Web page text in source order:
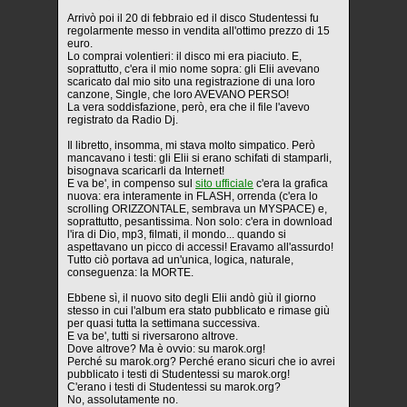
Arrivò poi il 20 di febbraio ed il disco Studentessi fu
regolarmente messo in vendita all'ottimo prezzo di 15
euro.
Lo comprai volentieri: il disco mi era piaciuto. E,
soprattutto, c'era il mio nome sopra: gli Elii avevano
scaricato dal mio sito una registrazione di una loro
canzone, Single, che loro AVEVANO PERSO!
La vera soddisfazione, però, era che il file l'avevo
registrato da Radio Dj.
Il libretto, insomma, mi stava molto simpatico. Però
mancavano i testi: gli Elii si erano schifati di stamparli,
bisognava scaricarli da Internet!
E va be', in compenso sul sito ufficiale c'era la grafica
nuova: era interamente in FLASH, orrenda (c'era lo
scrolling ORIZZONTALE, sembrava un MYSPACE) e,
soprattutto, pesantissima. Non solo: c'era in download
l'ira di Dio, mp3, filmati, il mondo... quando si
aspettavano un picco di accessi! Eravamo all'assurdo!
Tutto ciò portava ad un'unica, logica, naturale,
conseguenza: la MORTE.
Ebbene sì, il nuovo sito degli Elii andò giù il giorno
stesso in cui l'album era stato pubblicato e rimase giù
per quasi tutta la settimana successiva.
E va be', tutti si riversarono altrove.
Dove altrove? Ma è ovvio: su marok.org!
Perché su marok.org? Perché erano sicuri che io avrei
pubblicato i testi di Studentessi su marok.org!
C'erano i testi di Studentessi su marok.org?
No, assolutamente no.